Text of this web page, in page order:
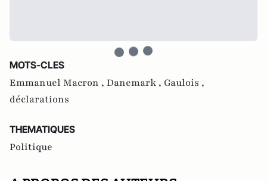
MOTS-CLES
Emmanuel Macron , Danemark , Gaulois ,
déclarations
THEMATIQUES
Politique